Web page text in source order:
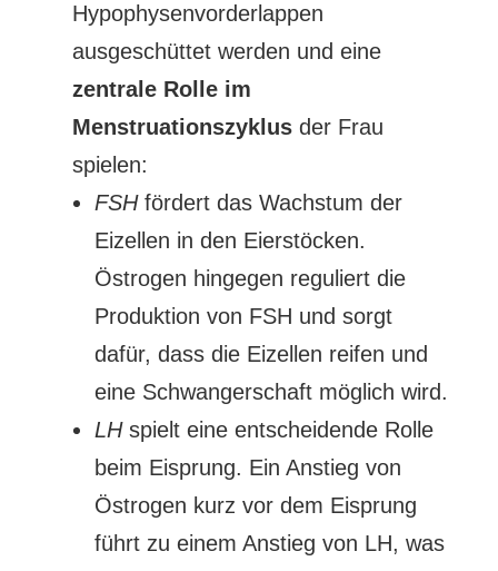
Hypophysenvorderlappen
ausgeschüttet werden und eine
zentrale Rolle im
Menstruationszyklusder Frau
spielen:
FSHfördert das Wachstum der
Eizellen in den Eierstöcken.
Östrogen hingegen reguliert die
Produktion von FSH und sorgt
dafür, dass die Eizellen reifen und
eine Schwangerschaft möglich wird.
LH spielt eine entscheidende Rolle
beim Eisprung. Ein Anstieg von
Östrogen kurz vor dem Eisprung
führt zu einem Anstieg von LH, was